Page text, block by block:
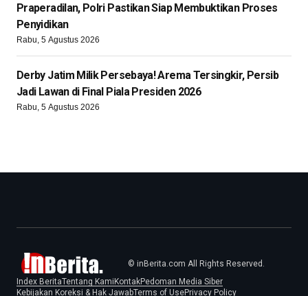
Praperadilan, Polri Pastikan Siap Membuktikan Proses
Penyidikan
Rabu, 5 Agustus 2026
Derby Jatim Milik Persebaya! Arema Tersingkir, Persib
Jadi Lawan di Final Piala Presiden 2026
Rabu, 5 Agustus 2026
© inBerita.com All Rights Reserved.
Index BeritaTentang Kami KontakPedoman Media Siber
Kebijakan Koreksi & Hak JawabTerms of UsePrivacy Policy